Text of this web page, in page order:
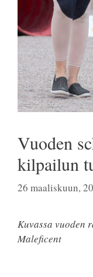
Vuoden
kilpailun
26 maaliskuun,
Kuvassa vuoden
Maleficent